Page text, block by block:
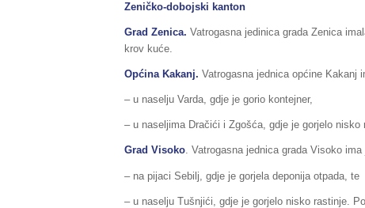
Zeničko-dobojski kanton
Grad Zenica. Vatrogasna jedinica grada Zenica
krov kuće.
Općina Kakanj. Vatrogasna jednica općine Kakanj
– u naselju Varda, gdje je gorio kontejner,
– u naseljima Dračići i Zgošća, gdje je gorjelo nisko
Grad Visoko. Vatrogasna jednica grada Visoko
– na pijaci Sebilj, gdje je gorjela deponija otpada, te
– u naselju Tušnjići, gdje je gorjelo nisko rastinje.